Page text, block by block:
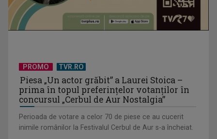
PROMO TVR.RO
Piesa „Un actor grăbit” a Laurei Stoica –
prima în topul preferinţelor votanţilor în
concursul „Cerbul de Aur Nostalgia”
Perioada de votare a celor 70 de piese ce au cucerit
inimile românilor la Festivalul Cerbul de Aur s-a încheiat.